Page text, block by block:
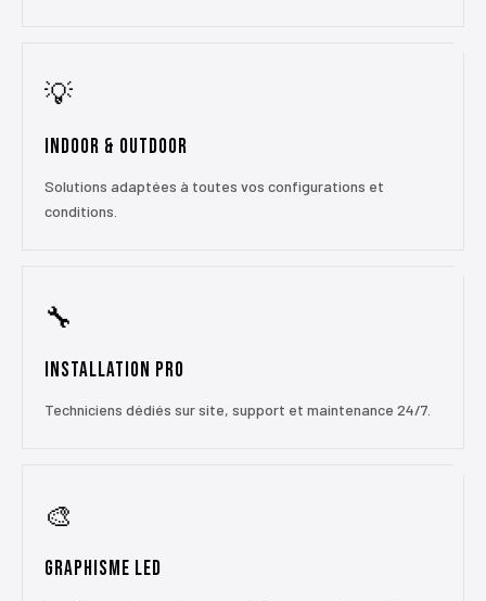
💡
Indoor & Outdoor
Solutions adaptées à toutes vos configurations et
conditions.
🔧
Installation Pro
Techniciens dédiés sur site, support et maintenance 24/7.
🎨
Graphisme LED